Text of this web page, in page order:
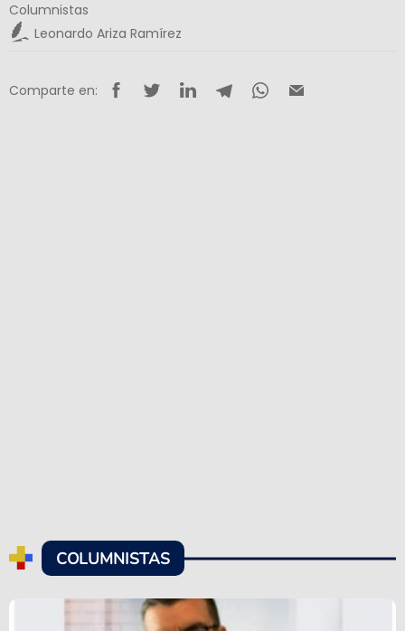
Columnistas
Leonardo Ariza Ramírez
Comparte en:
COLUMNISTAS